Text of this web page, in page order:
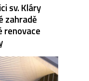
sv. Kláry
zahradě
renovace